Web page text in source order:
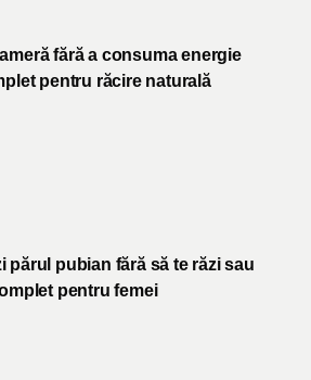
fără a consuma energie
pentru răcire naturală
părul pubian fără să te răzi sau
pentru femei